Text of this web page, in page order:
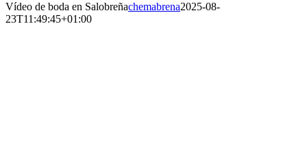
Vídeo de boda en Salobreñachemabrena2025-08-
23T11:49:45+01:00